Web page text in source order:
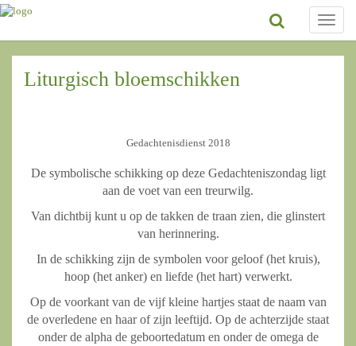
Toggle
Liturgisch bloemschikken
Gedachtenisdienst 2018
De symbolische schikking op deze Gedachteniszondag ligt
aan de voet van een treurwilg.
Van dichtbij kunt u op de takken de traan zien, die glinstert
van herinnering.
In de schikking zijn de symbolen voor geloof (het kruis),
hoop (het anker) en liefde (het hart) verwerkt.
Op de voorkant van de vijf kleine hartjes staat de naam van
de overledene en haar of zijn leeftijd. Op de achterzijde staat
onder de alpha de geboortedatum en onder de omega de